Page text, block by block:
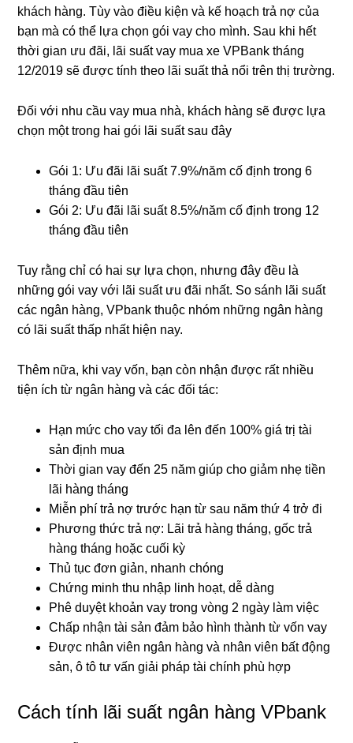
khách hàng. Tùy vào điều kiện và kế hoạch trả nợ của
bạn mà có thể lựa chọn gói vay cho mình. Sau khi hết
thời gian ưu đãi, lãi suất vay mua xe VPBank tháng
12/2019 sẽ được tính theo lãi suất thả nổi trên thị trường.
Đối với nhu cầu vay mua nhà, khách hàng sẽ được lựa
chọn một trong hai gói lãi suất sau đây
Gói 1: Ưu đãi lãi suất 7.9%/năm cố định trong 6
tháng đầu tiên
Gói 2: Ưu đãi lãi suất 8.5%/năm cố định trong 12
tháng đầu tiên
Tuy rằng chỉ có hai sự lựa chọn, nhưng đây đều là
những gói vay với lãi suất ưu đãi nhất. So sánh lãi suất
các ngân hàng, VPbank thuộc nhóm những ngân hàng
có lãi suất thấp nhất hiện nay.
Thêm nữa, khi vay vốn, bạn còn nhận được rất nhiều
tiện ích từ ngân hàng và các đối tác:
Hạn mức cho vay tối đa lên đến 100% giá trị tài
sản định mua
Thời gian vay đến 25 năm giúp cho giảm nhẹ tiền
lãi hàng tháng
Miễn phí trả nợ trước hạn từ sau năm thứ 4 trở đi
Phương thức trả nợ: Lãi trả hàng tháng, gốc trả
hàng tháng hoặc cuối kỳ
Thủ tục đơn giản, nhanh chóng
Chứng minh thu nhập linh hoạt, dễ dàng
Phê duyệt khoản vay trong vòng 2 ngày làm việc
Chấp nhận tài sản đảm bảo hình thành từ vốn vay
Được nhân viên ngân hàng và nhân viên bất động
sản, ô tô tư vấn giải pháp tài chính phù hợp
Cách tính lãi suất ngân hàng VPbank